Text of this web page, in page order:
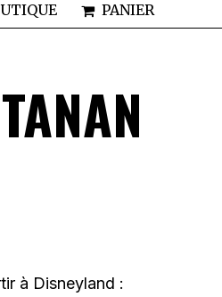
PANIER
à Disneyland :